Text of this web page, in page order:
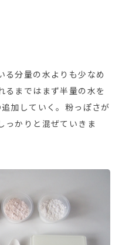
る分量の水よりも少なめ
るまではまず半量の水を
加していく。粉っぽさが
っかりと混ぜていきま